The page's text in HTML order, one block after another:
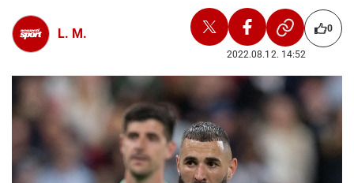
L. M. 0
2022.08.12. 14:52